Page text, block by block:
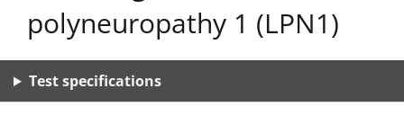
polyneuropathy 1 (LPN1)
Test specifications